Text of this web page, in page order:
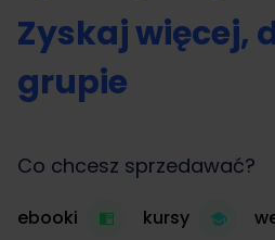
Zyskaj więcej,
grupie
Co chcesz sprzedawać?
ebooki kursy